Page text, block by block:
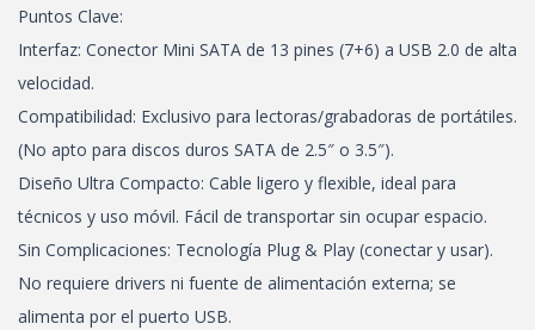
Puntos Clave:
Interfaz: Conector Mini SATA de 13 pines (7+6) a USB 2.0 de alta
velocidad.
Compatibilidad: Exclusivo para lectoras/grabadoras de portátiles.
(No apto para discos duros SATA de 2.5″ o 3.5″).
Diseño Ultra Compacto: Cable ligero y flexible, ideal para
técnicos y uso móvil. Fácil de transportar sin ocupar espacio.
Sin Complicaciones: Tecnología Plug & Play (conectar y usar).
No requiere drivers ni fuente de alimentación externa; se
alimenta por el puerto USB.